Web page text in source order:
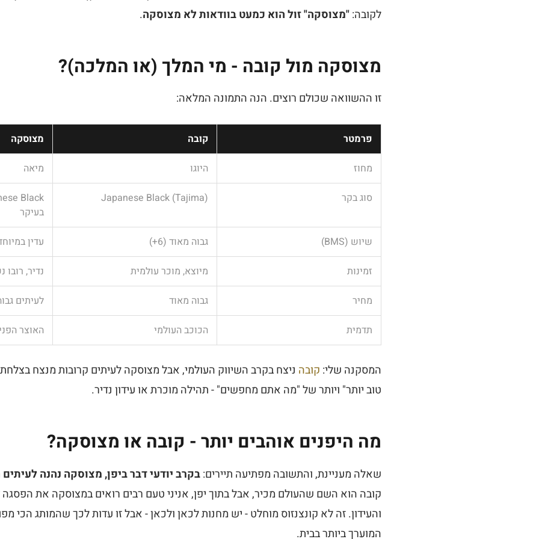
לקובה:"מצוסקה" זול הוא כמעט בוודאות לא מצוסקה.
מצוסקה מול קובה - מי המלך (או המלכה)?
זו ההשוואה שכולם רוצים. הנה התמונה המלאה:
פרמטר קובה מצוסקה
מחוז היוגו מיאה
סוג בקר Japanese Black (Tajima)
בעיקר
שיוש (BMS) גבוה מאוד (6+) עדין
זמינות מיוצא, מוכר עולמית נדיר, רובו
מחיר גבוה מאוד לעיתים
תדמית הכוכב העולמי האוצר
המסקנה שלי: קובה ניצח בקרב השיווק העולמי, אבל מצוסקה לעיתים קרובות מנצח
טוב יותר" ויותר של "מה אתם מחפשים" - תהילה מוכרת או עידון נדיר.
מה היפנים אוהבים יותר - קובה או מצוסקה?
שאלה מעניינת, והתשובה מפתיעה תיירים:בקרב יודעי דבר ביפן, מצוסקה נהנה לעיתים
קובה הוא השם שהעולם מכיר, אבל בתוך יפן, אניני טעם רבים רואים במצוסקה את הפסגה
והעידון. זה לא קונצנזוס מוחלט - יש מחנות לכאן ולכאן - אבל זו עדות לכך שהמותג הכי
המוערך ביותר בבית.